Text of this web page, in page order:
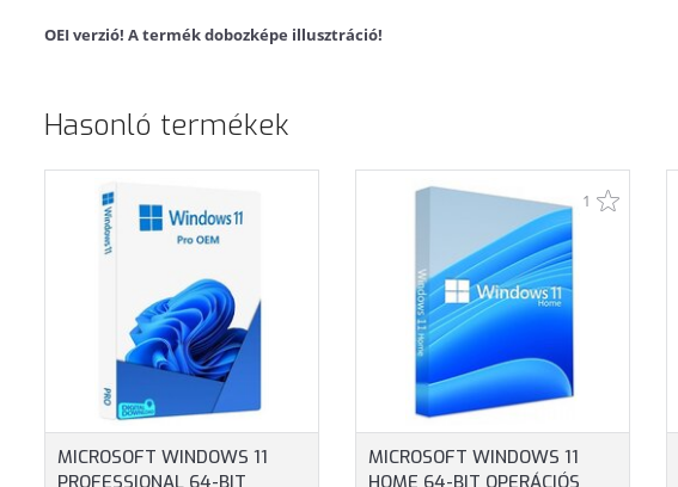
OEI verzió! A termék dobozképe illusztráció!
Hasonló termékek
MICROSOFT WINDOWS 11
1
MICROSOFT WINDOWS 11